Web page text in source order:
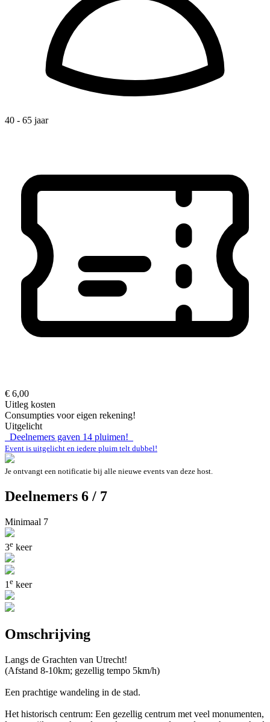
40 - 65 jaar
€ 6,00
Uitleg kosten
Consumpties voor eigen rekening!
Uitgelicht
Deelnemers gaven 14 pluimen!
Event is uitgelicht en iedere pluim telt dubbel!
Je ontvangt een notificatie bij alle nieuwe events van deze host.
Deelnemers 6 / 7
Minimaal 7
3e keer
1 e keer
Omschrijving
Langs de Grachten van Utrecht!
(Afstand 8-10km; gezellig tempo 5km/h)
Een prachtige wandeling in de stad.
Het historisch centrum: Een gezellig centrum met veel monumenten,